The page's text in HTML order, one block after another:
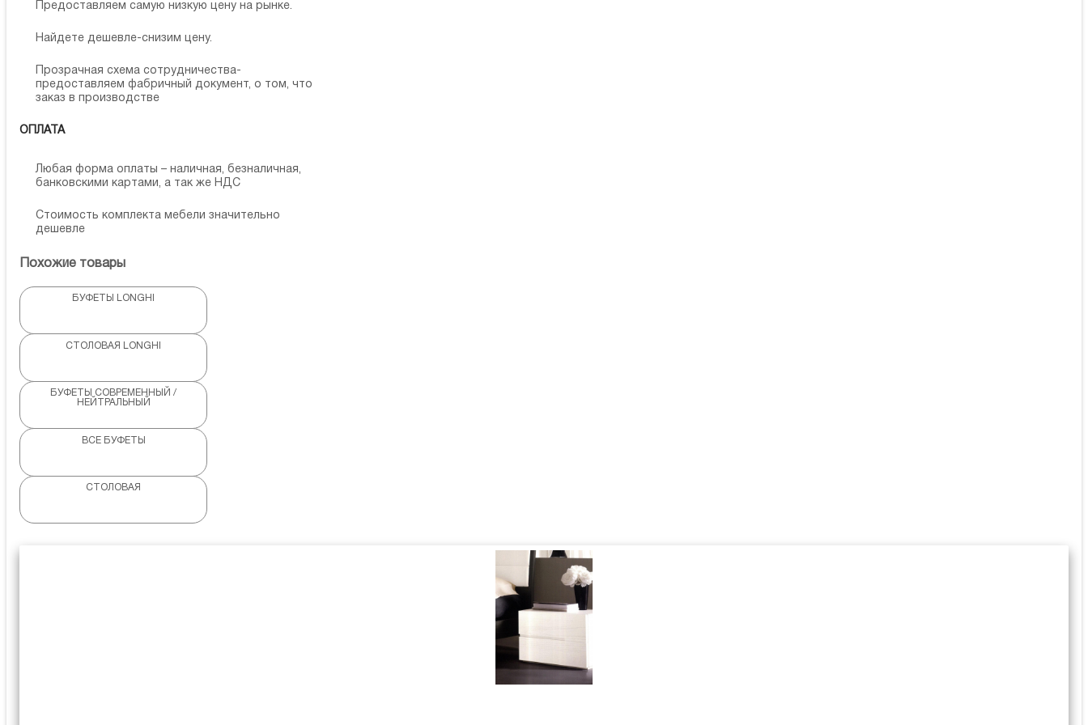
Предоставляем самую низкую цену на рынке.
Найдете дешевле-снизим цену.
Прозрачная схема сотрудничества-
предоставляем фабричный документ, о том, что
заказ в производстве
ОПЛАТА
Любая форма оплаты – наличная, безналичная,
банковскими картами, а так же НДС
Стоимость комплекта мебели значительно
дешевле
Похожие товары
БУФЕТЫ LONGHI
СТОЛОВАЯ LONGHI
БУФЕТЫ СОВРЕМЕННЫЙ /
НЕЙТРАЛЬНЫЙ
ВСЕ БУФЕТЫ
СТОЛОВАЯ